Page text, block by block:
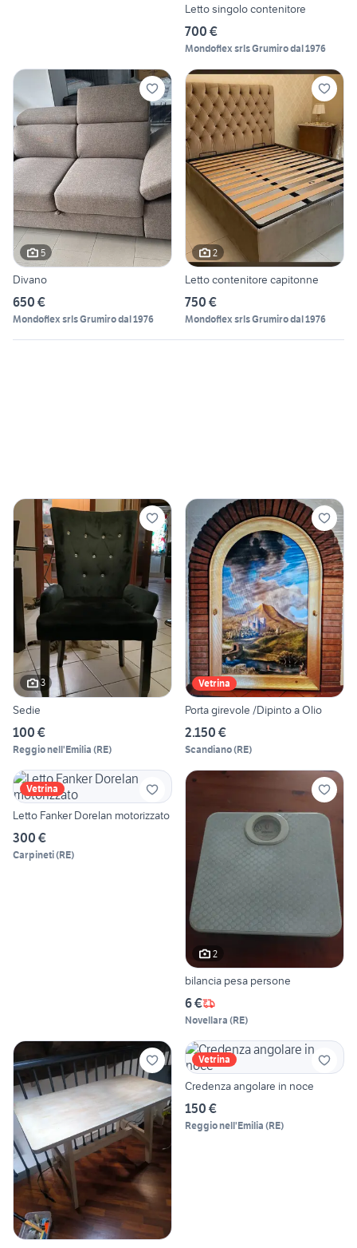
Letto singolo contenitore
700 €
Mondoflex srls Grumiro dal 1976
5
Divano
650 €
Mondoflex srls Grumiro dal 1976
2
Letto contenitore capitonne
750 €
Mondoflex srls Grumiro dal 1976
3
Sedie
100 €
Reggio nell'Emilia (RE)
Vetrina
Porta girevole /Dipinto a Olio
2.150 €
Scandiano(RE)
Vetrina
Letto Fanker Dorelan motorizzato
300 €
Carpineti(RE)
2
bilancia pesa persone
6 €
Novellara (RE)
Vetrina
Credenza angolare in noce
150 €
Reggio nell'Emilia (RE)